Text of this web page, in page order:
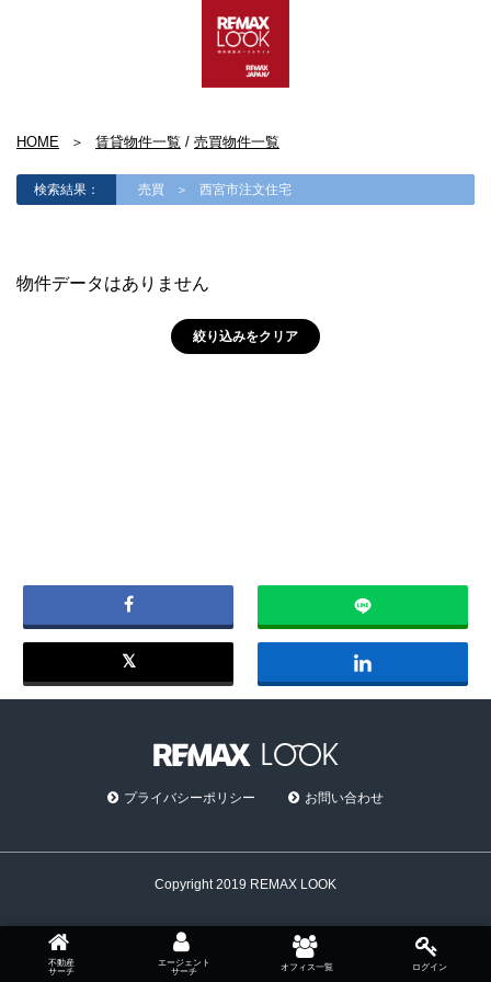
HOME 賃貸物件一覧 / 売買物件一覧
検索結果： 売買 西宮市注文住宅
物件データはありません
絞り込みをクリア
不動産
サーチ
エージェント
サーチ
オフィス一覧 ログイン
プライバシーポリシー お問い合わせ
Copyright 2019 REMAX LOOK